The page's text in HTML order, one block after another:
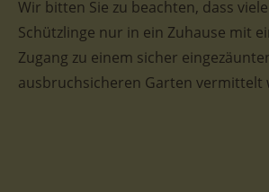
Wir bitten Sie zu beachten, dass
Schützlinge nur in ein Zuhause mit
Zugang zu einem sicher
ausbruchsicheren Garten vermittelt